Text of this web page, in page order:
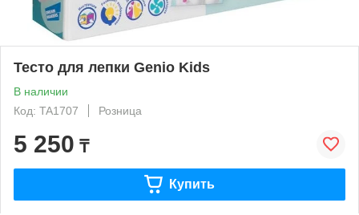
Тесто для лепки Genio Kids
В наличии
Код: TA1707
Розница
5 250 ₸
Купить